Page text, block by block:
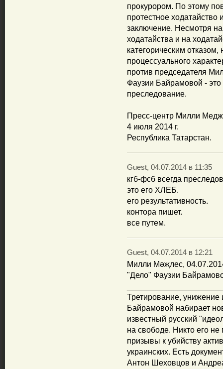
прокурором. По этому
протестное ходатайство
заключение. Несмотря
ходатайства и на
категорическим
процессуального
против председателя
Фаузии Байрамовой - это
преследование.
Пресс-центр Милли
4 июля 2014 г.
Республика Татарстан.
Guest, 04.07.2014 в 11:35
кгб-фсб всегда
это его ХЛЕБ.
его результативность.
контора пишет.
все путем.
Guest, 04.07.2014 в 12:21
Милли Мәҗлес,
"Дело" Фаузии
Третирование,
Байрамовой набирает
известный русский
на свободе. Никто его
призывы к убийству
украинских. Есть
Антон Шеховцов и